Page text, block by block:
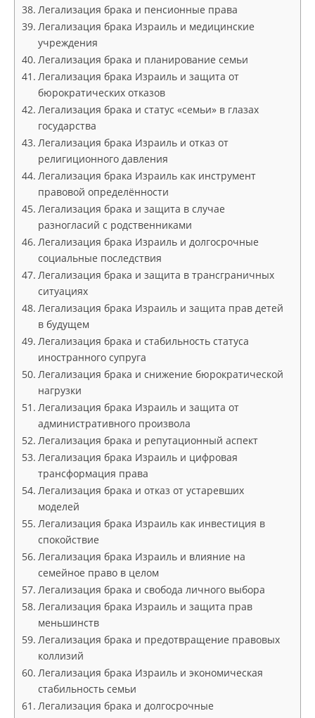
Легализация брака и пенсионные права
Легализация брака Израиль и медицинские
учреждения
Легализация брака и планирование семьи
Легализация брака Израиль и защита от
бюрократических отказов
Легализация брака и статус «семьи» в глазах
государства
Легализация брака Израиль и отказ от
религиционного давления
Легализация брака Израиль как инструмент
правовой определённости
Легализация брака и защита в случае
разногласий с родственниками
Легализация брака Израиль и долгосрочные
социальные последствия
Легализация брака и защита в трансграничных
ситуациях
Легализация брака Израиль и защита прав детей
в будущем
Легализация брака и стабильность статуса
иностранного супруга
Легализация брака и снижение бюрократической
нагрузки
Легализация брака Израиль и защита от
административного произвола
Легализация брака и репутационный аспект
Легализация брака Израиль и цифровая
трансформация права
Легализация брака и отказ от устаревших
моделей
Легализация брака Израиль как инвестиция в
спокойствие
Легализация брака Израиль и влияние на
семейное право в целом
Легализация брака и свобода личного выбора
Легализация брака Израиль и защита прав
меньшинств
Легализация брака и предотвращение правовых
коллизий
Легализация брака Израиль и экономическая
стабильность семьи
Легализация брака и долгосрочные